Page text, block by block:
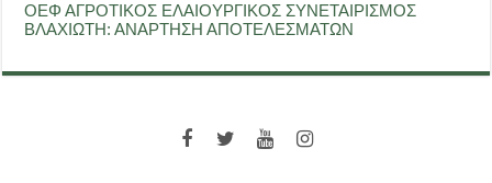
ΟΕΦ ΑΓΡΟΤΙΚΟΣ ΕΛΑΙΟΥΡΓΙΚΟΣ ΣΥΝΕΤΑΙΡΙΣΜΟΣ
ΒΛΑΧΙΩΤΗ: ΑΝΑΡΤΗΣΗ ΑΠΟΤΕΛΕΣΜΑΤΩΝ